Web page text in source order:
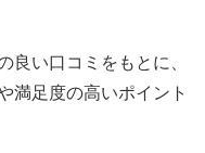
良い口コミをもとに、
満足度の高いポイント